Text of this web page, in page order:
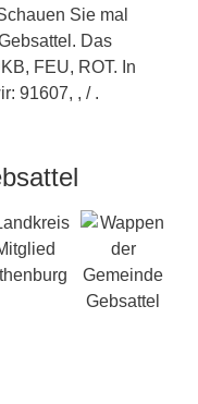
Sie mal
Das
FEU, ROT. In
91607, , / .